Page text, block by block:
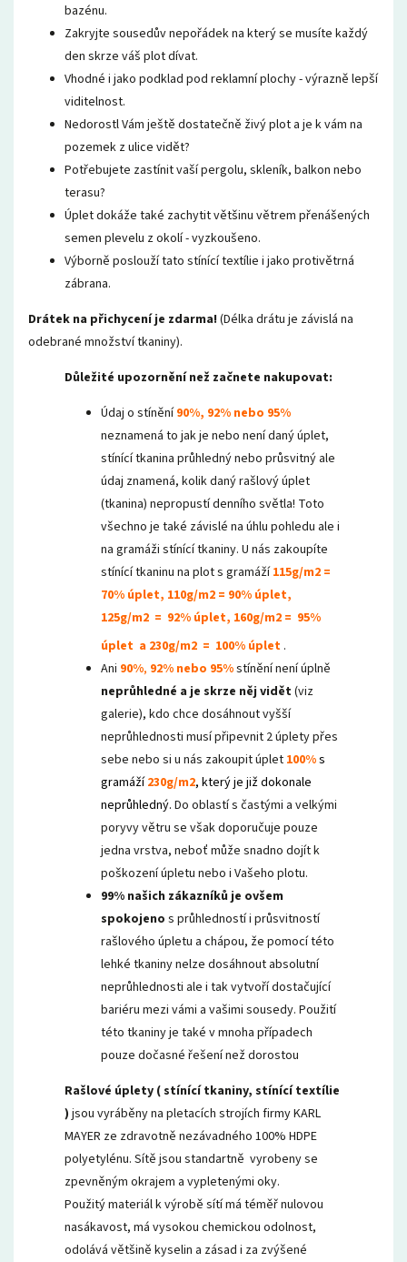
bazénu.
Zakryjte sousedův nepořádek na který se musíte každý
den skrze váš plot dívat.
Vhodné i jako podklad pod reklamní plochy - výrazně lepší
viditelnost.
Nedorostl Vám ještě dostatečně živý plot a je k vám na
pozemek z ulice vidět?
Potřebujete zastínit vaší pergolu, skleník, balkon nebo
terasu?
Úplet dokáže také zachytit většinu větrem přenášených
semen plevelu z okolí - vyzkoušeno.
Výborně poslouží tato stínící textílie i jako protivětrná
zábrana.
Drátek na přichycení je zdarma! (Délka drátu je závislá na
odebrané množství tkaniny).
Důležité upozornění než začnete nakupovat:
Údaj o stínění90%, 92% nebo 95%
neznamená to jak je nebo není daný úplet,
stínící tkanina průhledný nebo průsvitný ale
údaj znamená, kolik daný rašlový úplet
(tkanina) nepropustí denního světla! Toto
všechno je také závislé na úhlu pohledu ale i
na gramáži stínící tkaniny. U nás zakoupíte
stínící tkaninu na plot s gramáží115g/m2 =
70% úplet, 110g/m2 = 90% úplet,
125g/m2 = 92% úplet, 160g/m2 = 95%
úplet a 230g/m2 = 100% úplet .
Ani 90%, 92% nebo 95%stínění není úplně
neprůhledné a je skrze něj vidět(viz
galerie), kdo chce dosáhnout vyšší
neprůhlednosti musí připevnit 2 úplety přes
sebe nebo si u nás zakoupit úplet 100%s
gramáží 230g/m2, který je již dokonale
neprůhledný. Do oblastí s častými a velkými
poryvy větru se však doporučuje pouze
jedna vrstva, neboť může snadno dojít k
poškození úpletu nebo i Vašeho plotu.
99% našich zákazníků je ovšem
spokojeno s průhledností i průsvitností
rašlového úpletu a chápou, že pomocí této
lehké tkaniny nelze dosáhnout absolutní
neprůhlednosti ale i tak vytvoří dostačující
bariéru mezi vámi a vašimi sousedy. Použití
této tkaniny je také v mnoha případech
pouze dočasné řešení než dorostou
Rašlové úplety ( stínící tkaniny, stínící textílie
) jsou vyráběny na pletacích strojích firmy KARL
MAYER ze zdravotně nezávadného 100% HDPE
polyetylénu. Sítě jsou standartně vyrobeny se
zpevněným okrajem a vypletenými oky.
Použitý materiál k výrobě sítí má téměř nulovou
nasákavost, má vysokou chemickou odolnost,
odolává většině kyselin a zásad i za zvýšené